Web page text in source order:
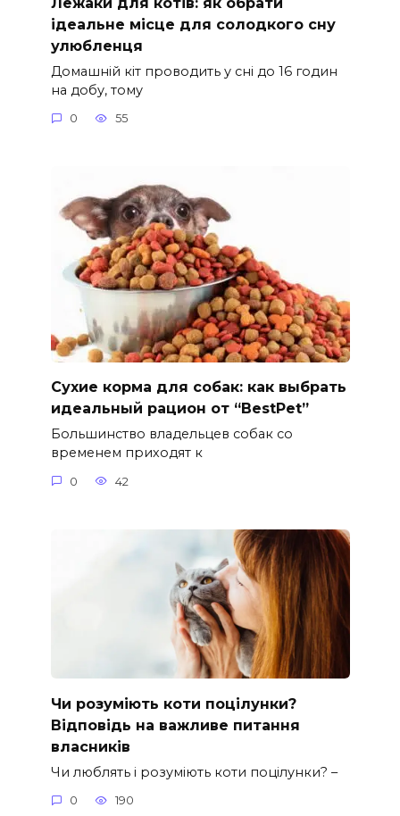
ідеальне місце для солодкого сну
улюбленця
Домашній кіт проводить у сні до 16 годин
на добу, тому
0 55
Сухие корма для собак: как выбрать
идеальный рацион от “BestPet”
Большинство владельцев собак со
временем приходят к
0 42
Чи розуміють коти поцілунки?
Відповідь на важливе питання
власників
Чи люблять і розуміють коти поцілунки? –
0 190